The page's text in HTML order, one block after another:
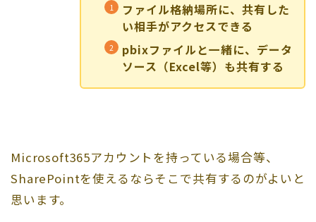
ファイル格納場所に、共有した
い相手がアクセスできる
pbixファイルと一緒に、データ
ソース（Excel等）も共有する
Microsoft365アカウントを持っている場合等、
SharePointを使えるならそこで共有するのがよいと
思います。